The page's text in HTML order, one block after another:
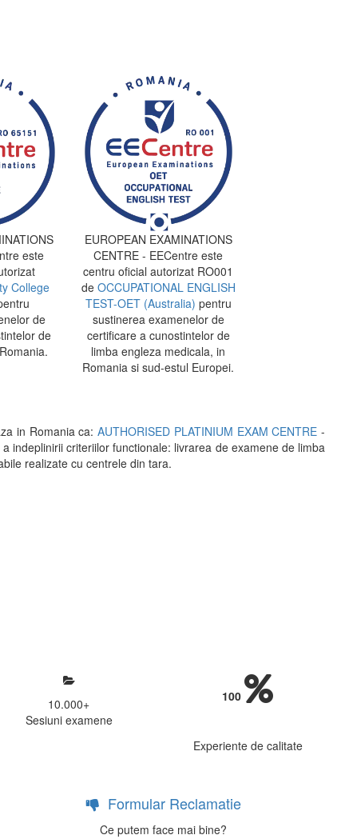
este
College
de
de
EUROPEAN EXAMINATIONS
CENTRE - EECentre este
centru oficial autorizat RO001
de OCCUPATIONAL ENGLISH
TEST-OET (Australia) pentru
sustinerea examenelor de
certificare a cunostintelor de
limba engleza medicala, in
Romania si sud-estul Europei.
in Romania ca: AUTHORISED PLATINIUM EXAM CENTRE -
indeplinirii criteriilor functionale: livrarea de examene de limba
realizate cu centrele din tara.
10.000+
Sesiuni examene
100
Experiente de calitate
Formular Reclamatie
Ce putem face mai bine?